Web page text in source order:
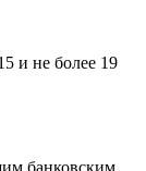
и не более 19
банковским